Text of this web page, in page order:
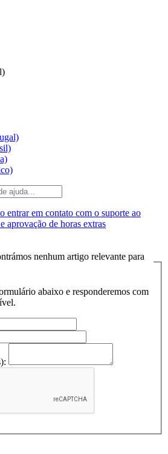
entrar em contato com o suporte ao
aprovação de horas extras
nenhum artigo relevante para
abaixo e responderemos com